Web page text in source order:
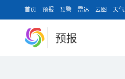
首页 预报 预警 雷达 云图 天
预报